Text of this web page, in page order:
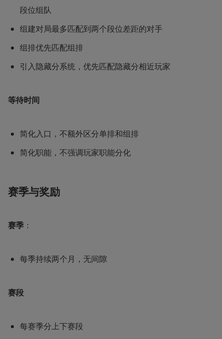
段位组队
组建对局最多匹配到两个段位差距的对手
组排优先匹配组排
引入隐藏分系统，优先匹配隐藏分相近玩家
等待时间
简化入口，不额外区分单排和组排
简化职能，不强调玩家职能分化
赛季与奖励
赛季 ：
每季持续两个月，无间隙
赛段
每赛季分上下赛段